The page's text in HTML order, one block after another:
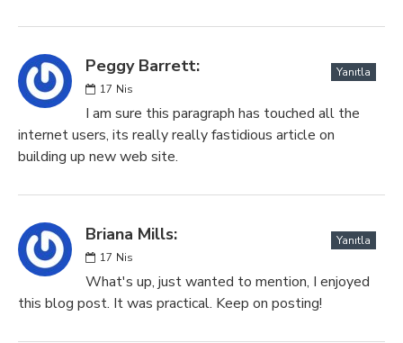
Peggy Barrett:
17 Nis
Yanıtla
I am sure this paragraph has touched all the
internet users, its really really fastidious article on
building up new web site.
Briana Mills:
17 Nis
Yanıtla
What's up, just wanted to mention, I enjoyed
this blog post. It was practical. Keep on posting!